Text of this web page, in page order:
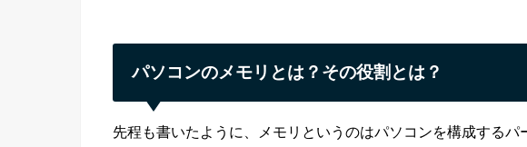
パソコンのメモリとは？その役割とは？
先程も書いたように、メモリというのはパソコンを構成する